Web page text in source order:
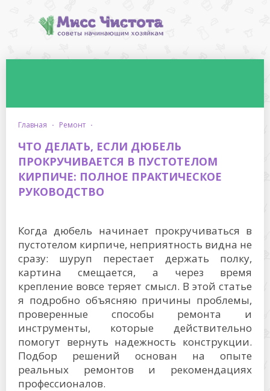
главная · ремонт ·
ЧТО ДЕЛАТЬ, ЕСЛИ ДЮБЕЛЬ
ПРОКРУЧИВАЕТСЯ В ПУСТОТЕЛОМ
КИРПИЧЕ: ПОЛНОЕ ПРАКТИЧЕСКОЕ
РУКОВОДСТВО
Когда дюбель начинает прокручиваться в
пустотелом кирпиче, неприятность видна не
сразу: шуруп перестает держать полку,
картина смещается, а через время
крепление вовсе теряет смысл. В этой статье
я подробно объясняю причины проблемы,
проверенные способы ремонта и
инструменты, которые действительно
помогут вернуть надежность конструкции.
Подбор решений основан на опыте
реальных ремонтов и рекомендациях
профессионалов.